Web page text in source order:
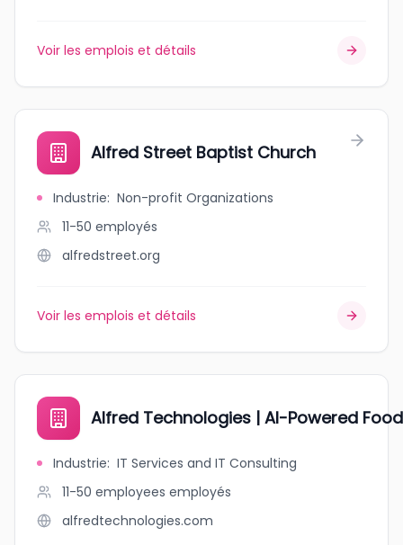
Voir les emplois et détails
Alfred Street Baptist Church
Industrie: Non-profit Organizations
11-50 employés
alfredstreet.org
Voir les emplois et détails
Alfred Technologies | AI-Powered
Industrie: IT Services and IT Consulting
11-50 employees employés
alfredtechnologies.com